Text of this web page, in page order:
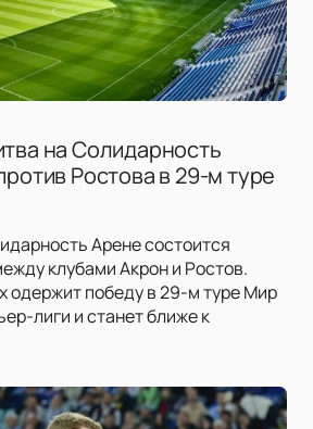
на Солидарность
Ростова в 29-м туре
Арене состоится
клубами Акрон и Ростов.
одержит победу в 29-м туре Мир
лиги и станет ближе к